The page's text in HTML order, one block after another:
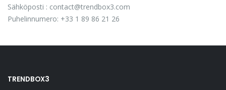
Sähköposti : contact@trendbox3.com
Puhelinnumero: +33 1 89 86 21 26
TRENDBOX3